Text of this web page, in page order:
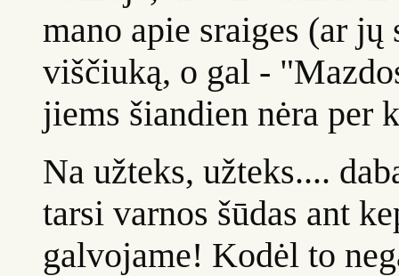
mano apie sraiges (ar
viščiuką, o gal -
jiems šiandien nėra per
Na užteks, užteks....
tarsi varnos šūdas ant
galvojame! Kodėl to